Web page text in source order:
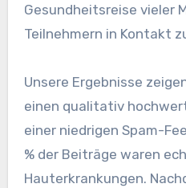
Gesundheitsreise vieler
Teilnehmern in Kontakt
Unsere Ergebnisse
einen qualitativ
einer niedrigen Spam-
% der Beiträge waren
Hauterkrankungen.